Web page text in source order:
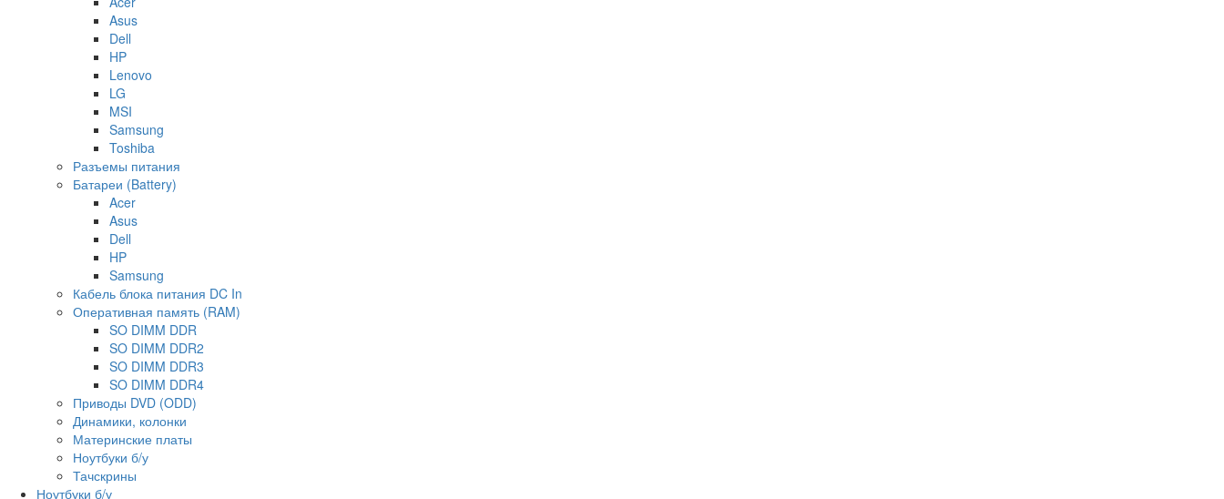
Asus
Dell
HP
Lenovo
LG
MSI
Samsung
Toshiba
Разъемы питания
Батареи (Battery)
Acer
Asus
Dell
HP
Samsung
Кабель блока питания DC In
Оперативная память (RAM)
SO DIMM DDR
SO DIMM DDR2
SO DIMM DDR3
SO DIMM DDR4
Приводы DVD (ODD)
Динамики, колонки
Материнские платы
Ноутбуки б/у
Тачскрины
Ноутбуки б/у